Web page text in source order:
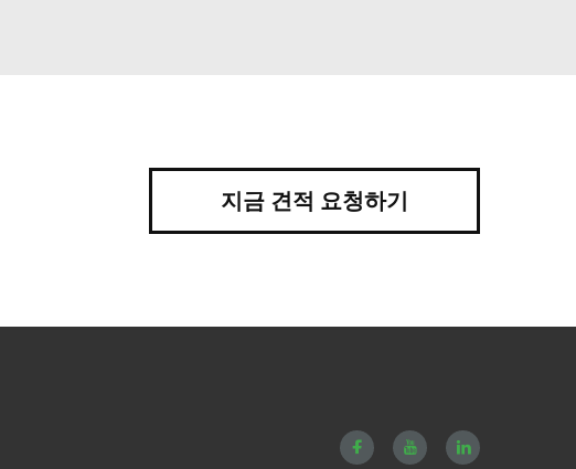
지금 견적 요청하기